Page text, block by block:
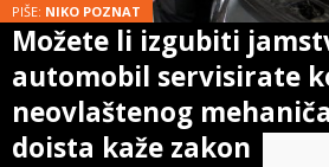
PIŠE: NIKO POZNAT
Možete li izgubiti
automobil servisirate
neovlaštenog
doista kaže zakon